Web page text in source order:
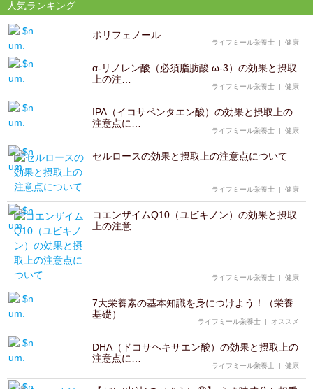
人気ランキング
ポリフェノール
ライフミール栄養士 | 健康
α-リノレン酸（必須脂肪酸 ω-3）の効果と摂取
上の注…
ライフミール栄養士 | 健康
IPA（イコサペンタエン酸）の効果と摂取上の
注意点に…
ライフミール栄養士 | 健康
セルロースの効果と摂取上の注意点について
ライフミール栄養士 | 健康
コエンザイムQ10（ユビキノン）の効果と摂取
上の注意…
ライフミール栄養士 | 健康
7大栄養素の基本知識を身につけよう！（栄養
基礎）
ライフミール栄養士 | オススメ
DHA（ドコサヘキサエン酸）の効果と摂取上の
注意点に…
ライフミール栄養士 | 健康